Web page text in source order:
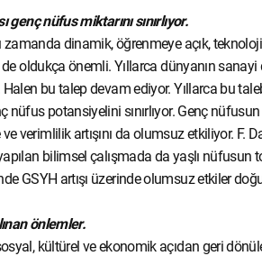
genç nüfus miktarını sınırlıyor.
zamanda dinamik, öğrenmeye açık,
oldukça önemli. Yıllarca dünyanın
bu talep devam ediyor. Yıllarca bu
nüfus potansiyelini sınırlıyor. Genç
verimlilik artışını da olumsuz etkiliyor. F.
bilimsel çalışmada da yaşlı nüfusun
GSYH artışı üzerinde olumsuz etkiler
önlemler.
kültürel ve ekonomik açıdan geri